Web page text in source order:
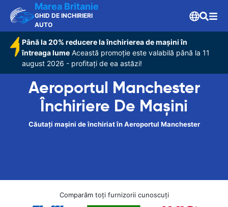
Marea Britanie
GHID DE INCHIRIERI
AUTO
Până la 20% reducere la închirierea de mașini în
întreaga lume Această promoție este valabilă până la 11
august 2026 - profitați de ea astăzi!
Aeroportul Manchester
Închiriere De Maşini
Căutați mașini de închiriat în Aeroportul Manchester
Comparăm toți furnizorii cunoscuți